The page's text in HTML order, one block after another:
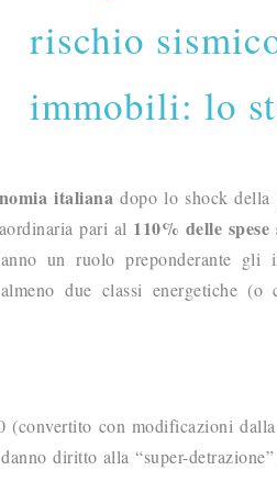
rischio
immobili: lo
italiana dopo lo shock della
pari al 110% delle spese
un ruolo preponderante gli
due classi energetiche (o
con modificazioni
diritto alla “super-